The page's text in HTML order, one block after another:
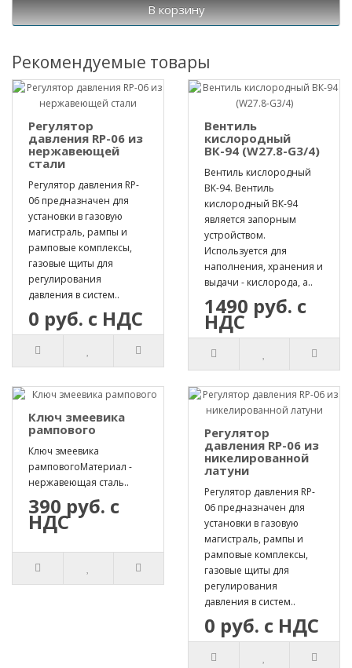
В корзину
Рекомендуемые товары
Регулятор
давления RP-06 из
нержавеющей
стали
Регулятор давления RP-
06 предназначен для
установки в газовую
магистраль, рампы и
рамповые комплексы,
газовые щиты для
регулирования
давления в систем..
0 руб. с НДС
Вентиль
кислородный
ВК-94 (W27.8-G3/4)
Вентиль кислородный
ВК-94. Вентиль
кислородный ВК-94
является запорным
устройством.
Используется для
наполнения, хранения и
выдачи - кислорода, а..
1490 руб. с
НДС
Ключ змеевика
рампового
Ключ змеевика
рамповогоМатериал -
нержавеющая сталь..
390 руб. с
НДС
Регулятор
давления RP-06 из
никелированной
латуни
Регулятор давления RP-
06 предназначен для
установки в газовую
магистраль, рампы и
рамповые комплексы,
газовые щиты для
регулирования
давления в систем..
0 руб. с НДС